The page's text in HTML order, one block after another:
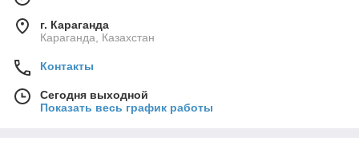
г. Караганда
Караганда, Казахстан
Контакты
Сегодня выходной
Показать весь график работы